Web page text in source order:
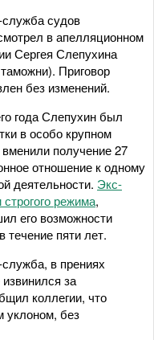
судов
в апелляционном
Сергея Слепухина
Приговор
без изменений.
года Слепухин был
в особо крупном
получение 27
отношение к одному
деятельности. Экс-
режима,
его возможности
течение пяти лет.
в прениях
за
коллегии, что
уклоном, без